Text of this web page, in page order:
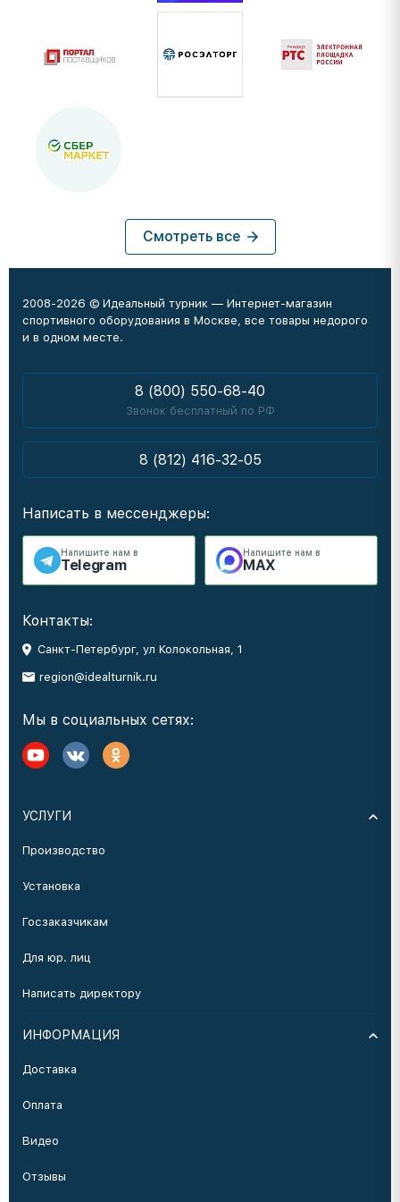
Смотреть все
2008-2026 © Идеальный турник — Интернет-магазин
спортивного оборудования в Москве, все товары недорого
и в одном месте.
8 (800) 550-68-40
Звонок бесплатный по РФ
8 (812) 416-32-05
Написать в мессенджеры:
Напишите нам в
Telegram
Напишите нам в
MAX
Контакты:
Санкт-Петербург, ул Колокольная, 1
region@idealturnik.ru
Мы в социальных сетях:
УСЛУГИ
Производство
Установка
Госзаказчикам
Для юр. лиц
Написать директору
ИНФОРМАЦИЯ
Доставка
Оплата
Видео
Отзывы